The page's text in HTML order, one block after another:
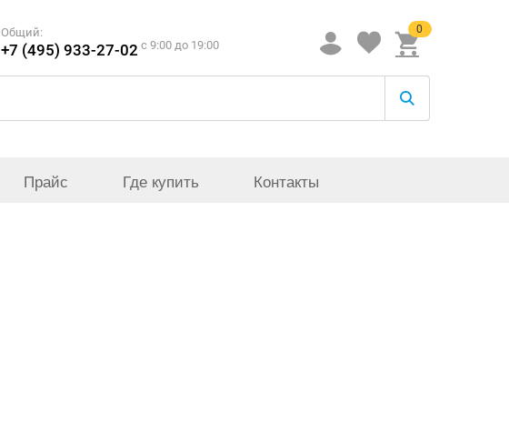
Общий:
+7 (495) 933-27-02 c 9:00 до 19:00
0
Прайс Где купить Контакты